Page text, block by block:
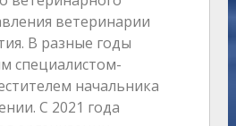
ветеринарии
В разные годы
специалистом-
начальника
С 2021 года